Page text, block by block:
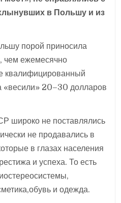
в Польшу и из
порой приносила
чем ежемесячно
квалифицированный
«весили» 20–30 долларов
широко не поставлялись
не продавались в
в глазах населения
и успеха. То есть
и одежда.